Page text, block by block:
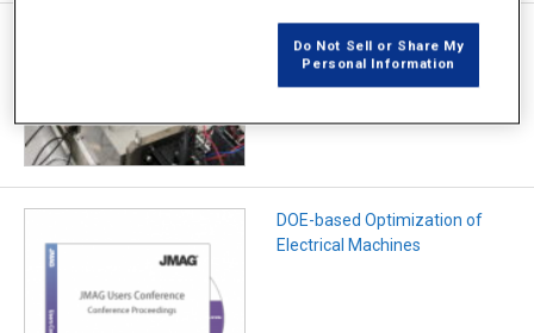
気電子情報工学専攻 先進モー
タシステム研究室（日高研）
DOE-based Optimization of
Electrical Machines
Do Not Sell or Share My
Personal Information